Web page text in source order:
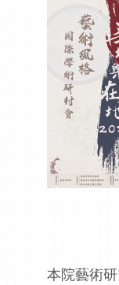
本院藝術